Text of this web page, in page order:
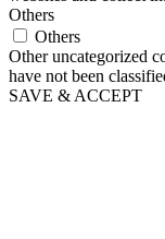
Others
Others
Other uncategorized
have not been
SAVE & ACCEPT